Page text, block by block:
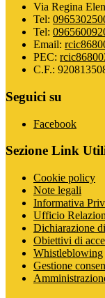
Via Regina
Tel:
Tel:
Email:
PEC:
C.F.:
Seguici su
Facebook
Sezione Link
Cookie policy
Note legali
Informativa
Ufficio
Dichiarazione
Obiettivi di
Whistleblowing
Gestione